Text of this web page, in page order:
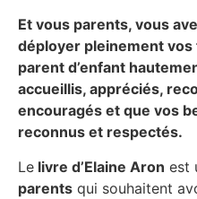
Et vous parents, vous
déployer pleinement
parent d’enfant
accueillis, appréciés,
encouragés et que vos
reconnus et respectés.
Le livre d’Elaine Aron est
parents qui souhaitent